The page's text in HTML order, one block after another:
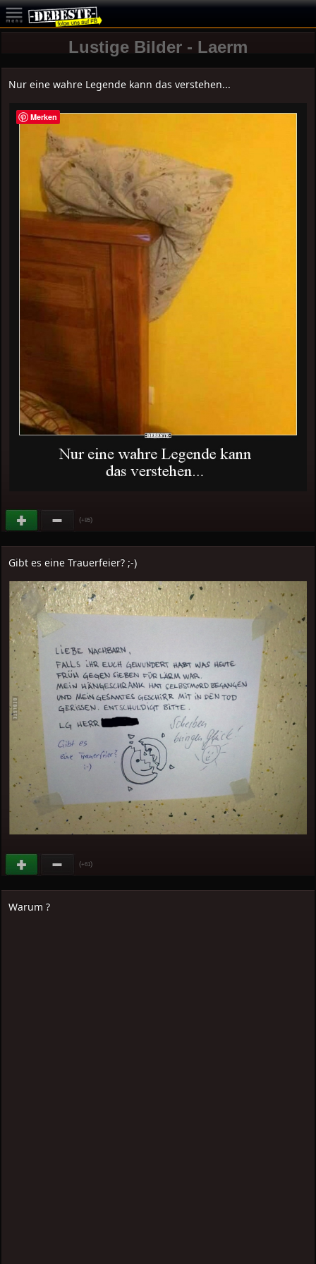
Lustige Bilder - Laerm
Nur eine wahre Legende kann das verstehen...
(+85)
Gibt es eine Trauerfeier? ;-)
(+61)
Warum ?
Merken